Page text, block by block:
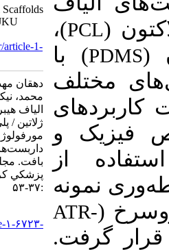
Morphologies as Potential Scaffolds
for Tissue Engineering. SJKU
2023; 27 (6) :37-53
URL:http://sjku.muk.ac.ir/article-1-
6723-fa.html
دهقان مهدیه، خواجه مهریزی
محمد، نیکوکار حبیب. تولید نانو
الیاف هیبریدی پلی کاپرولاکتون /
ژلاتین / پلی دی متیل سیلوکسان با
مورفولوژی‌های مختلف به عنوان
داربست‌های بالقوه برای مهندسی
بافت. مجله علمي دانشگاه علوم
پزشكي كردستان. ۱۴۰۱; ۲۷ (۶)
http://sjku.muk.ac.ir/article-۱-۶۷۲۳-